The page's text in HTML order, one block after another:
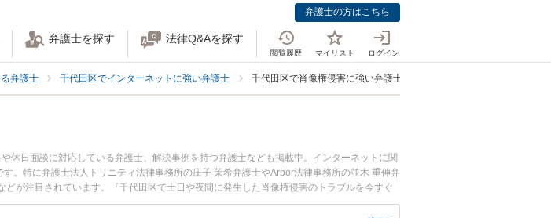
弁護士の方はこちら
弁護士を探す 法律Q&Aを探す
閲覧履歴 マイリスト ログイン
弁護士 千代田区でインターネットに強い弁護士 千代田区で肖像権侵害に強い弁護士
日面談に対応している弁護士、解決事例を持つ弁護士なども掲載中。インターネットに関
。特に弁護士法人トリニティ法律事務所の庄子 茉希弁護士やArbor法律事務所の並木 重伸弁
が注目されています。『千代田区で土日や夜間に発生した肖像権侵害のトラブルを今すぐ
したい』『初回相談無料で肖像権侵害を法律相談できる千代田区内の弁護士に相談予約した